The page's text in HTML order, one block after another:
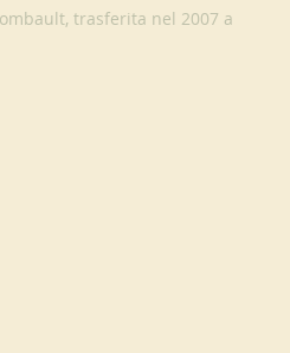
trasferita nel 2007 a